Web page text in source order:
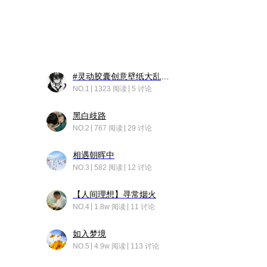
NO.1 1323 阅读 5 讨论
黑白歧路
NO.2 767 阅读 29 讨论
相遇朝晖中
NO.3 582 阅读 12 讨论
【人间理想】寻常烟火
NO.4 1.8w 阅读 11 讨论
如入梦境
NO.5 4.9w 阅读 113 讨论